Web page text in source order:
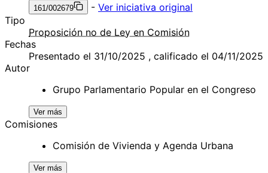
161/002679 - Ver iniciativa original
Tipo
Proposición no de Ley en Comisión
Fechas
Presentado el 31/10/2025 , calificado el 04/11/2025
Autor
Grupo Parlamentario Popular en el Congreso
Ver más
Comisiones
Comisión de Vivienda y Agenda Urbana
Ver más